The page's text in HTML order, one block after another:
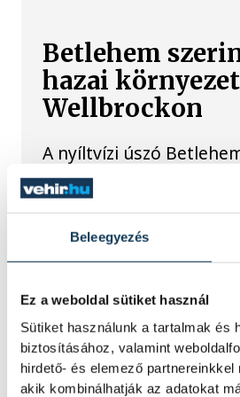
Beleegyezés
Ez a weboldal sütiket használ
Sütiket használunk a tartalmak és
biztosításához, valamint
hirdető- és elemező
akik kombinálhatják az adatokat
Betlehem
hazai
Wellbrockon
A nyíltvízi úszó
10 kilométeren
is második lett Florian
bízik benne, hogy akár
világbajnokságon
Gulácsi Péter
Villarrealban
Gulácsi Péter
edzőmérkőzésén,